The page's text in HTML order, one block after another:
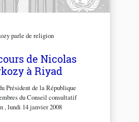
parle de religion
de Nicolas
à Riyad
Président de la République
du Conseil consultatif
, lundi 14 janvier 2008